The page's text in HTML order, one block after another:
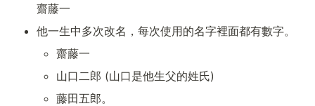
齋藤一
他一生中多次改名，每次使用的名字裡面都有數字。
齋藤一
山口二郎 (山口是他生父的姓氏)
藤田五郎。